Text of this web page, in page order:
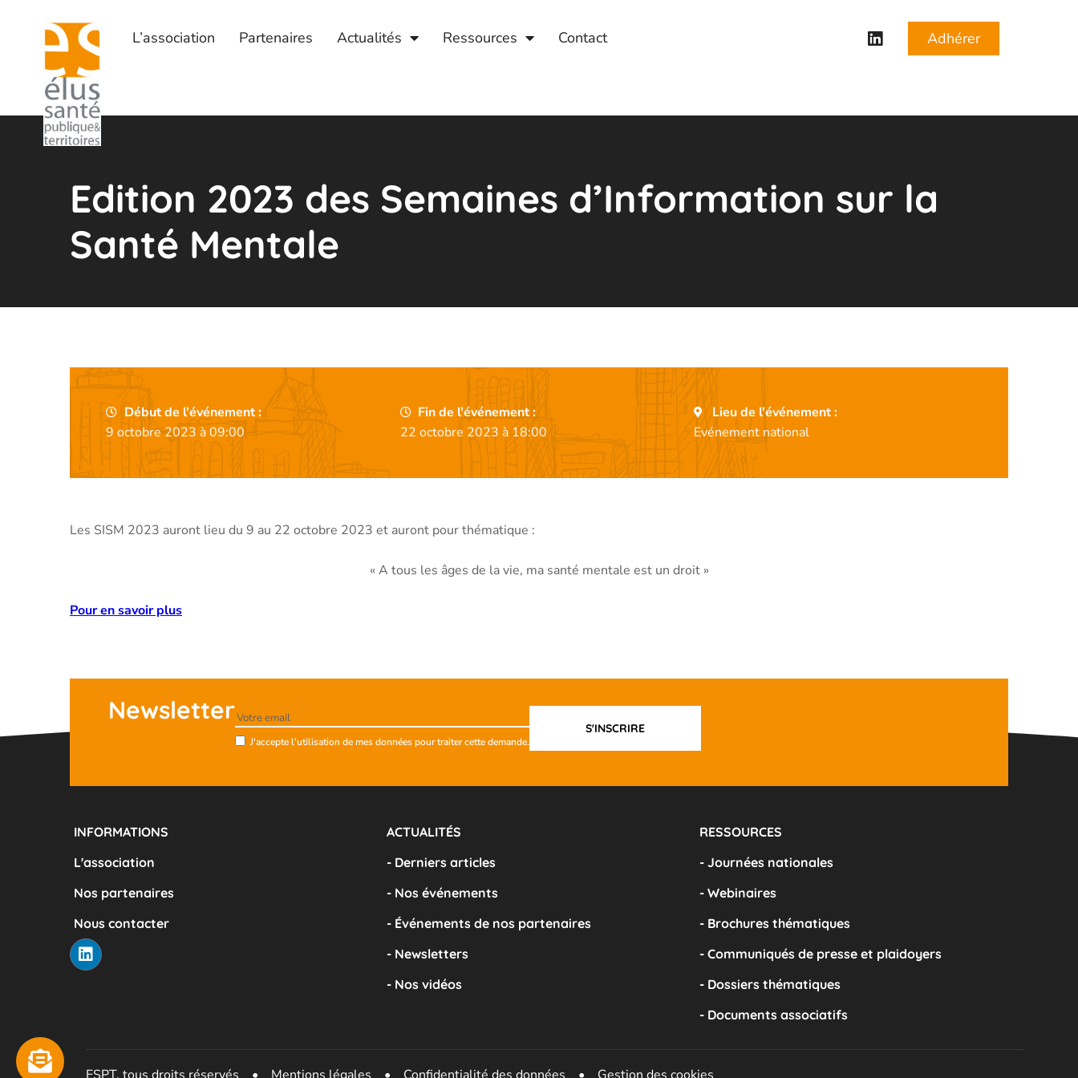
L’association Partenaires Actualités Ressources Contact Adhérer
Edition 2023 des Semaines d’Information sur la
Santé Mentale
Début de l'événement :
9 octobre 2023 à 09:00
Fin de l'événement :
22 octobre 2023 à 18:00
Lieu de l'événement :
Evénement national
Les SISM 2023 auront lieu du 9 au 22 octobre 2023 et auront pour thématique :
« A tous les âges de la vie, ma santé mentale est un droit »
Pour en savoir plus
Newsletter
J'accepte l'utilisation de mes données pour traiter cette demande.
INFORMATIONS
L'association
Nos partenaires
Nous contacter
ACTUALITÉS
- Derniers articles
- Nos événements
- Événements de nos partenaires
- Newsletters
- Nos vidéos
RESSOURCES
- Journées nationales
- Webinaires
- Brochures thématiques
- Communiqués de presse et plaidoyers
- Dossiers thématiques
- Documents associatifs